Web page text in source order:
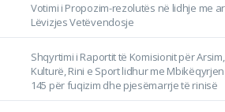
Votimi i Propozim-rezolutës në lidhje me
Lëvizjes Vetëvendosje
Shqyrtimi i Raportit të Komisionit për
Kulturë, Rini e Sport lidhur me
145 për fuqizim dhe pjesëmarrje të rinisë